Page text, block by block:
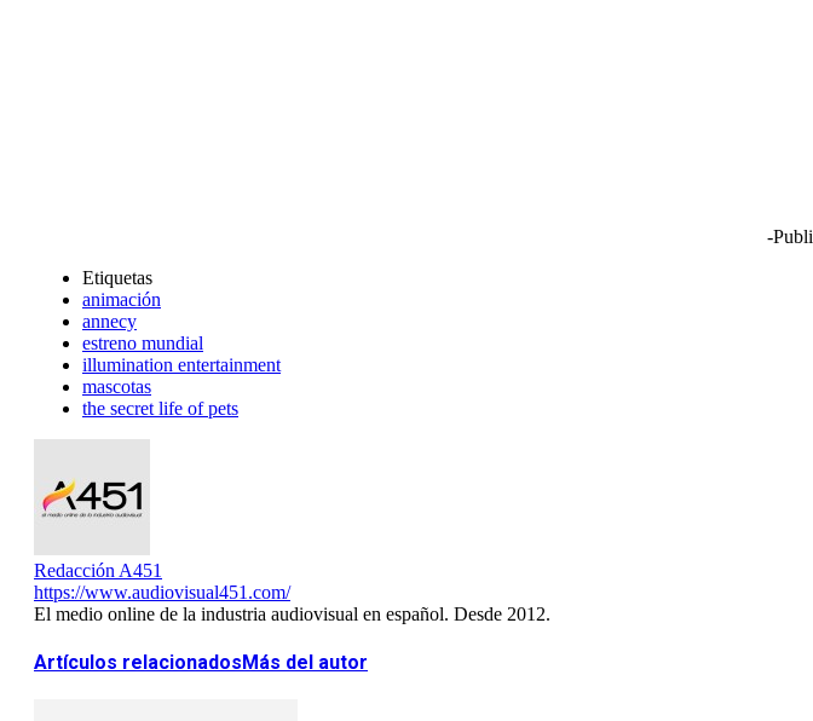
-
Etiquetas
animación
annecy
estreno mundial
illumination entertainment
mascotas
the secret life of pets
Redacción A451
https://www.audiovisual451.com/
El medio online de la industria audiovisual en español. Desde 2012.
Artículos relacionadosMás del autor